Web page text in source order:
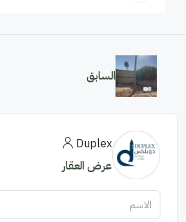
السابق
Duplex
عرض العقار